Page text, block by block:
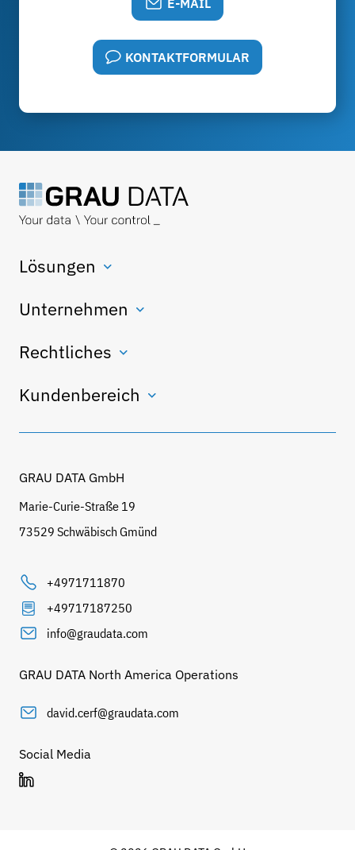
KONTAKTFORMULAR
Lösungen
Unternehmen
Rechtliches
Kundenbereich
GRAU DATA GmbH
Marie-Curie-Straße 19
73529 Schwäbisch Gmünd
+4971711870
+49717187250
info@graudata.com
GRAU DATA North America Operations
david.cerf@graudata.com
Social Media